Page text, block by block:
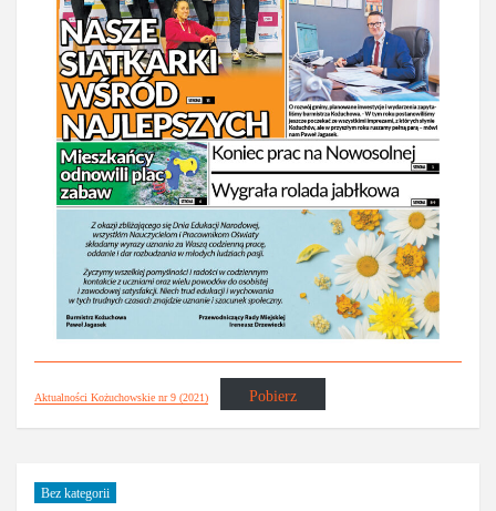
Aktualności Kożuchowskie nr 9 (2021) Pobierz
Bez kategorii